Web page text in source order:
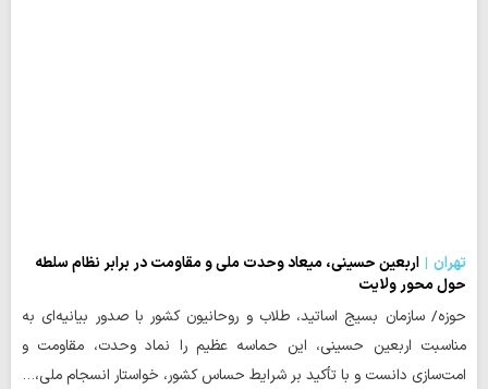
تهران
اربعین حسینی، میعاد وحدت ملی و مقاومت در برابر نظام سلطه
حول محور ولایت
حوزه/ سازمان بسیج اساتید، طلاب و روحانیون کشور با صدور بیانیه‌ای به
مناسبت اربعین حسینی، این حماسه عظیم را نماد وحدت، مقاومت و
امت‌سازی دانست و با تأکید بر شرایط حساس کشور، خواستار انسجام ملی،…